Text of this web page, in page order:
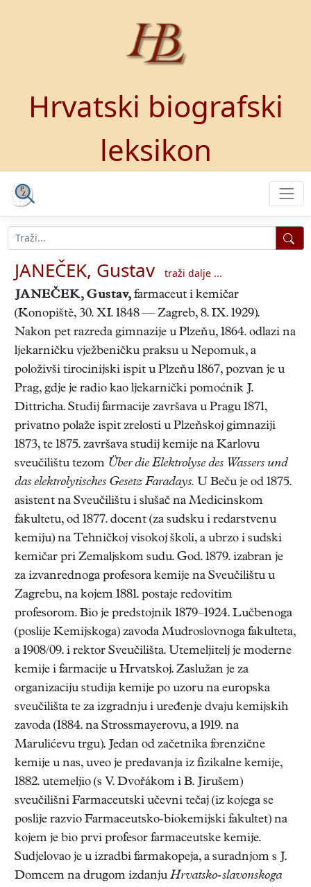
Hrvatski biografski
leksikon
JANEČEK, Gustav
traži dalje ...
JANEČEK, Gustav, farmaceut i kemičar
(Konopiště, 30. XI. 1848 — Zagreb, 8. IX. 1929).
Nakon pet razreda gimnazije u Plzeňu, 1864. odlazi na
ljekarničku vježbeničku praksu u Nepomuk, a
položivši tirocinijski ispit u Plzeňu 1867, pozvan je u
Prag, gdje je radio kao ljekarnički pomoćnik J.
Dittricha. Studij farmacije završava u Pragu 1871,
privatno polaže ispit zrelosti u Plzeňskoj gimnaziji
1873, te 1875. završava studij kemije na Karlovu
sveučilištu tezom Über die Elektrolyse des Wassers und
das elektrolytisches Gesetz Faradays. U Beču je od 1875.
asistent na Sveučilištu i slušač na Medicinskom
fakultetu, od 1877. docent (za sudsku i redarstvenu
kemiju) na Tehničkoj visokoj školi, a ubrzo i sudski
kemičar pri Zemaljskom sudu. God. 1879. izabran je
za izvanrednoga profesora kemije na Sveučilištu u
Zagrebu, na kojem 1881. postaje redovitim
profesorom. Bio je predstojnik 1879–1924. Lučbenoga
(poslije Kemijskoga) zavoda Mudroslovnoga fakulteta,
a 1908/09. i rektor Sveučilišta. Utemeljitelj je moderne
kemije i farmacije u Hrvatskoj. Zaslužan je za
organizaciju studija kemije po uzoru na europska
sveučilišta te za izgradnju i uređenje dvaju kemijskih
zavoda (1884. na Strossmayerovu, a 1919. na
Marulićevu trgu). Jedan od začetnika forenzične
kemije u nas, uveo je predavanja iz fizikalne kemije,
1882. utemeljio (s V. Dvořákom i B. Jirušem)
sveučilišni Farmaceutski učevni tečaj (iz kojega se
poslije razvio Farmaceutsko-biokemijski fakultet) na
kojem je bio prvi profesor farmaceutske kemije.
Sudjelovao je u izradbi farmakopeja, a suradnjom s J.
Domcem na drugom izdanju Hrvatsko-slavonskoga